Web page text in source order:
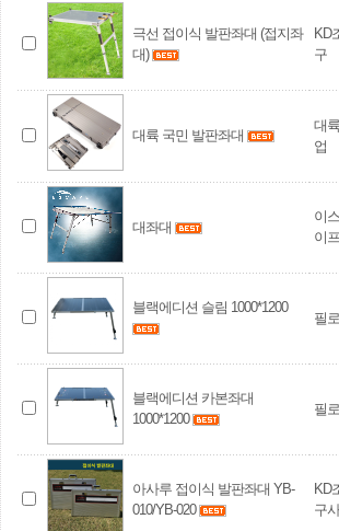
극선 접이식 발판좌대 (접지좌
대)
KD
구
대륙 국민 발판좌대
대
업
대좌대
이
이프
블랙에디션 슬림 1000*1200
필
블랙에디션 카본좌대
1000*1200
필
아사루 접이식 발판좌대 YB-
010/YB-020
KD
구사